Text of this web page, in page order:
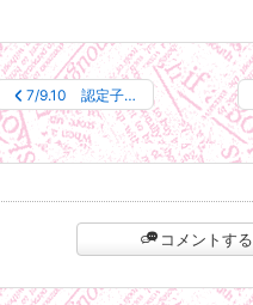
7/9.10 認定子…
コメントする